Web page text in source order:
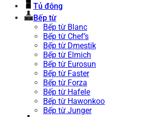
Tủ đông
Bếp từ
Bếp từ Blanc
Bếp từ Chef’s
Bếp từ Dmestik
Bếp từ Elmich
Bếp từ Eurosun
Bếp từ Faster
Bếp từ Forza
Bếp từ Hafele
Bếp từ Hawonkoo
Bếp từ Junger